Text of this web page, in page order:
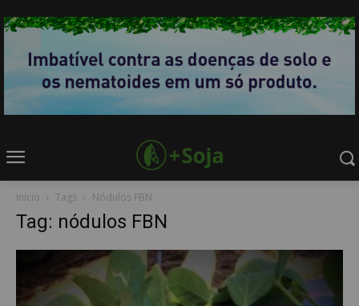
Início Tags Nódulos FBN
Tag: nódulos FBN